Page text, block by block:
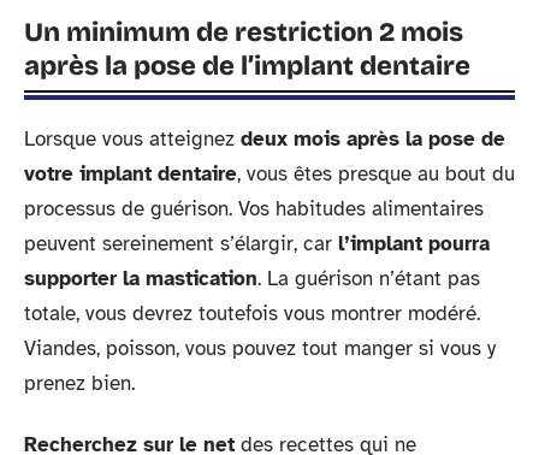
Un minimum de restriction 2 mois
après la pose de l’implant dentaire
Lorsque vous atteignez deux mois après la pose de
votre implant dentaire, vous êtes presque au bout du
processus de guérison. Vos habitudes alimentaires
peuvent sereinement s’élargir, car l’implant pourra
supporter la mastication. La guérison n’étant pas
totale, vous devrez toutefois vous montrer modéré.
Viandes, poisson, vous pouvez tout manger si vous y
prenez bien.
Recherchez sur le net des recettes qui ne